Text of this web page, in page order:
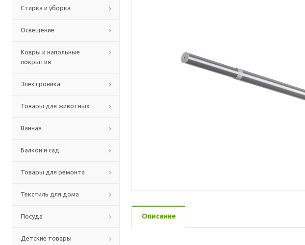
Стирка и уборка
Освещение
Ковры и напольные
покрытия
Электроника
Товары для животных
Ванная
Балкон и сад
Товары для ремонта
Текстиль для дома
Посуда
Детские товары
Описание